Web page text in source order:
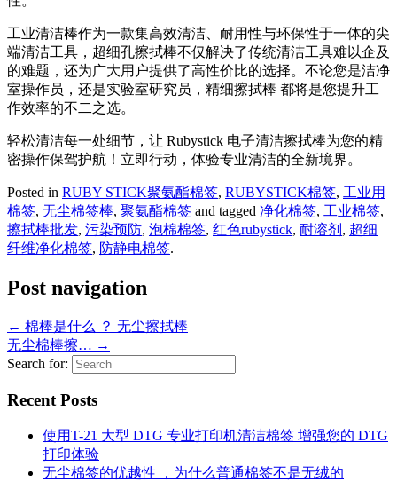
工业清洁棒作为一款集高效清洁、耐用性与环保性于一体的尖
端清洁工具，超细孔擦拭棒不仅解决了传统清洁工具难以企及
的难题，还为广大用户提供了高性价比的选择。不论您是洁净
室操作员，还是实验室研究员，精细擦拭棒 都将是您提升工
作效率的不二之选。
轻松清洁每一处细节，让 Rubystick 电子清洁擦拭棒为您的精
密操作保驾护航！立即行动，体验专业清洁的全新境界。
Posted in RUBY STICK聚氨酯棉签, RUBYSTICK棉签, 工业用
棉签, 无尘棉签棒, 聚氨酯棉签 and tagged 净化棉签, 工业棉签,
擦拭棒批发, 污染预防, 泡棉棉签, 红色rubystick, 耐溶剂 , 超细
纤维净化棉签, 防静电棉签.
Post navigation
← 棉棒是什么 ？ 无尘擦拭棒
无尘棉棒擦… →
Search for:
Recent Posts
使用T-21 大型 DTG 专业打印机清洁棉签 增强您的 DTG
打印体验
无尘棉签的优越性 ，为什么普通棉签不是无绒的